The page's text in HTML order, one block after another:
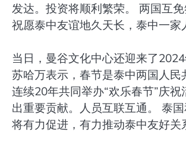
发达。投资将顺利繁荣。 两国互
祝愿泰中友谊地久天长，泰中一家
当日，曼谷文化中心还迎来了
苏哈万表示，春节是泰中两国人
连续20年共同举办“欢乐春节”庆
出重要贡献。人员互联互通。 泰
将有力促进，有力推动泰中友好关